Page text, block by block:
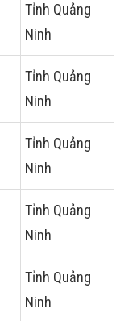
Tỉnh Quảng
Ninh
Tỉnh Quảng
Ninh
Tỉnh Quảng
Ninh
Tỉnh Quảng
Ninh
Tỉnh Quảng
Ninh